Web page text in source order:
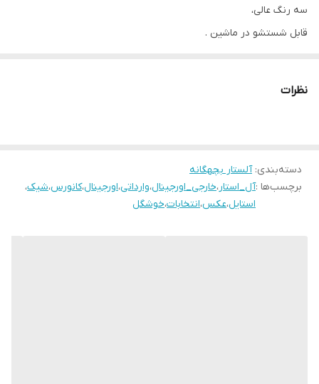
سه رنگ عالی،
قابل شستشو در ماشین .
۲۶مناسب پای ۱۵ سانـــــت
۲۷ مناسب پای ۱۵.۵ سانت .
نظرات
دسته‌بندی:آلستار بچهگانه
برچسب‌ها :آل_استار،خارجی_اورجینال،وارداتی،اورجینال،کانورس،شیک،
استایل،عکس،انتخابات،خوشگل